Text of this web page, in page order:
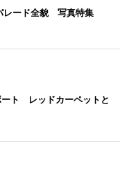
レード全貌 写真特集
ート レッドカーペットと